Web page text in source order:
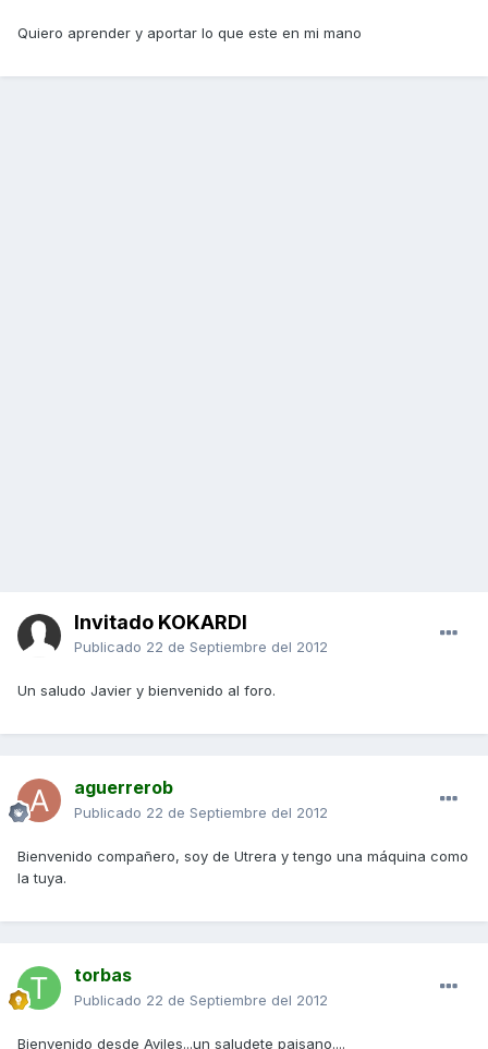
Quiero aprender y aportar lo que este en mi mano
Invitado KOKARDI
Publicado 22 de Septiembre del 2012
Un saludo Javier y bienvenido al foro.
aguerrerob
Publicado 22 de Septiembre del 2012
Bienvenido compañero, soy de Utrera y tengo una máquina como
la tuya.
torbas
Publicado 22 de Septiembre del 2012
Bienvenido desde Aviles...un saludete paisano....